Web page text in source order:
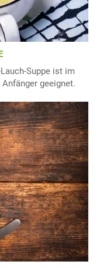
Suppe ist im
geeignet.